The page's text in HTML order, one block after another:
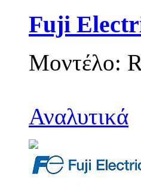
Fuji
Μοντέλο:
Αναλυτικά